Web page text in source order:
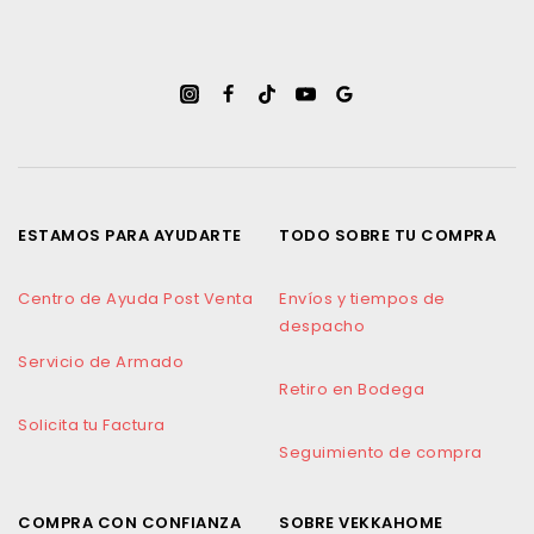
ESTAMOS PARA AYUDARTE
Centro de Ayuda Post Venta
Servicio de Armado
Solicita tu Factura
TODO SOBRE TU COMPRA
Envíos y tiempos de
despacho
Retiro en Bodega
Seguimiento de compra
COMPRA CON CONFIANZA SOBRE VEKKAHOME